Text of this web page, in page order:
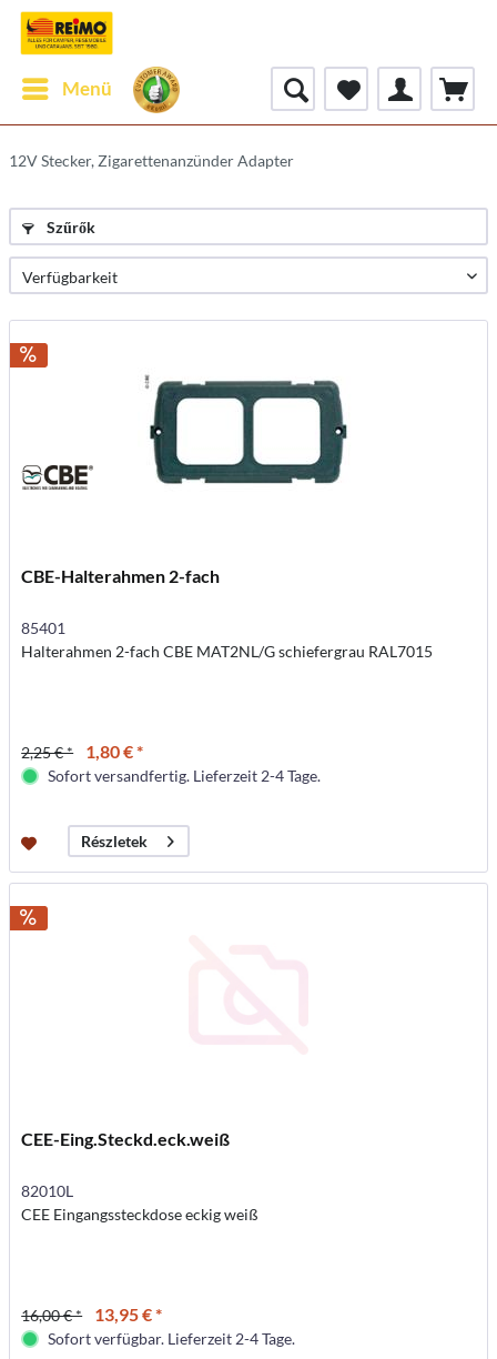
Menü
12V Stecker, Zigarettenanzünder Adapter
Szűrők
CBE-Halterahmen 2-fach
85401
Halterahmen 2-fach CBE MAT2NL/G schiefergrau RAL7015
2,25 € * 1,80 € *
Sofort versandfertig. Lieferzeit 2-4 Tage.
Részletek
CEE-Eing.Steckd.eck.weiß
82010L
CEE Eingangssteckdose eckig weiß
16,00 € * 13,95 € *
Sofort verfügbar. Lieferzeit 2-4 Tage.